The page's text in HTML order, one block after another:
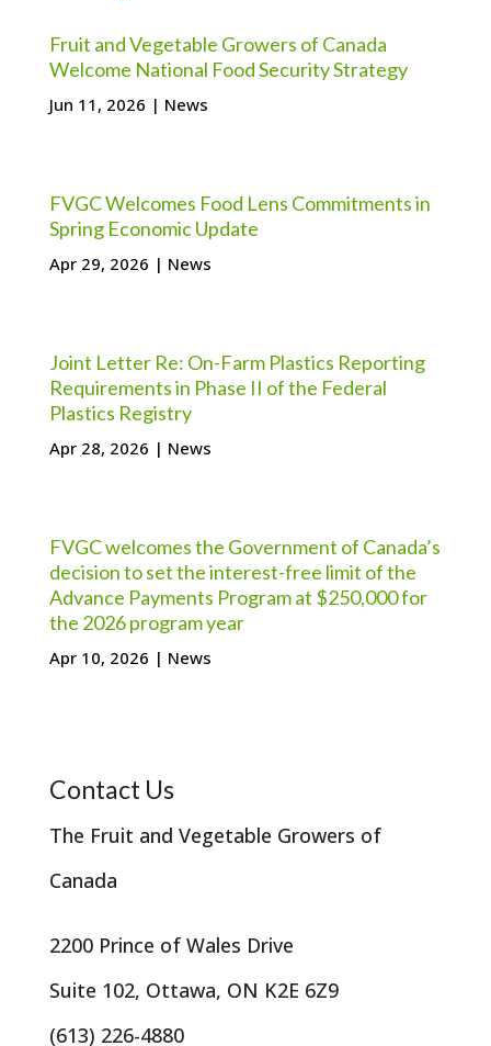
Fruit and Vegetable Growers of Canada
Welcome National Food Security Strategy
Jun 11, 2026 | News
FVGC Welcomes Food Lens Commitments in
Spring Economic Update
Apr 29, 2026 | News
Joint Letter Re: On-Farm Plastics Reporting
Requirements in Phase II of the Federal
Plastics Registry
Apr 28, 2026 | News
FVGC welcomes the Government of Canada’s
decision to set the interest-free limit of the
Advance Payments Program at $250,000 for
the 2026 program year
Apr 10, 2026 | News
Contact Us
The Fruit and Vegetable Growers of
Canada
2200 Prince of Wales Drive
Suite 102, Ottawa, ON K2E 6Z9
(613) 226-4880